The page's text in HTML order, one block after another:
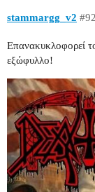
stammargg_v2
Eπανακυκλοφορεί
εξώφυλλο!